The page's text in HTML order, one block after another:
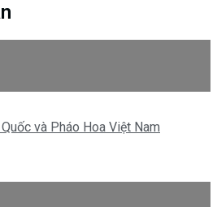
và Pháo Hoa Việt Nam